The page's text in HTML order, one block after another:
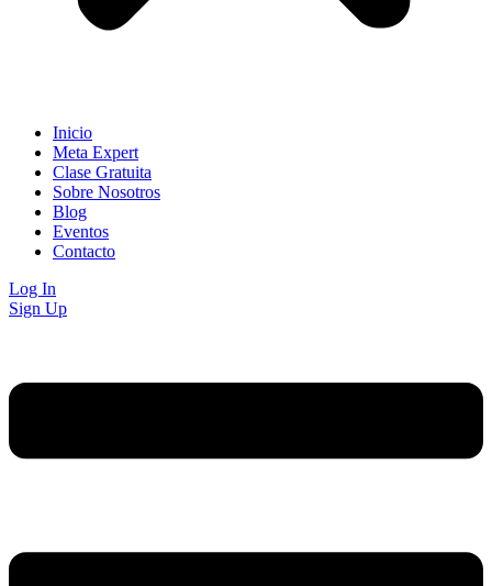
Inicio
Meta Expert
Clase Gratuita
Sobre Nosotros
Blog
Eventos
Contacto
Log In
Sign Up